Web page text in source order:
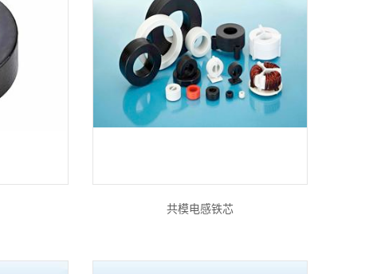
共模电感铁芯